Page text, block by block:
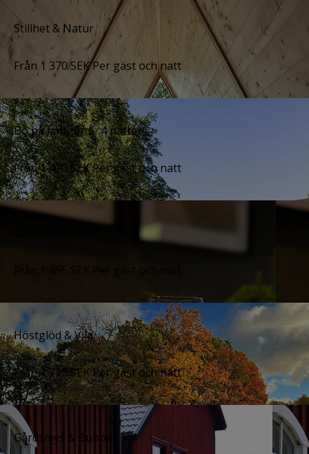
Stillhet & Natur
Från 1 370SEKPer gäst och natt
Bo på lantgård - 4 nätter
Från1 470 SEKPer gäst och natt
Höstglöd & Vila
Från1 715 SEKPer gäst och natt
Gårdsmys & Bubbel